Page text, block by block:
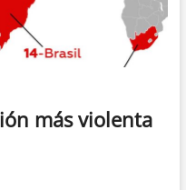
más violenta